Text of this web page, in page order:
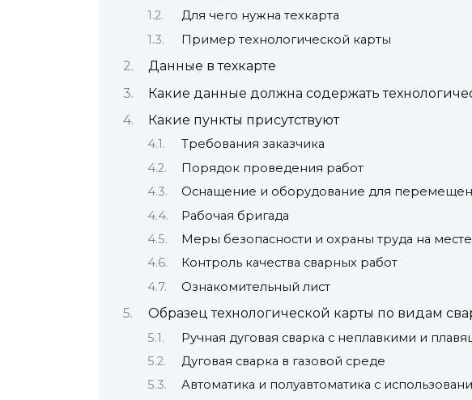
Для чего нужна техкарта
Пример технологической карты
Данные в техкарте
Какие данные должна содержать
Какие пункты присутствуют
Требования заказчика
Порядок проведения работ
Оснащение и оборудование для
Рабочая бригада
Меры безопасности и охраны труда на месте
Контроль качества сварных работ
Ознакомительный лист
Образец технологической карты по видам
Ручная дуговая сварка с неплавкими и
Дуговая сварка в газовой среде
Автоматика и полуавтоматика с